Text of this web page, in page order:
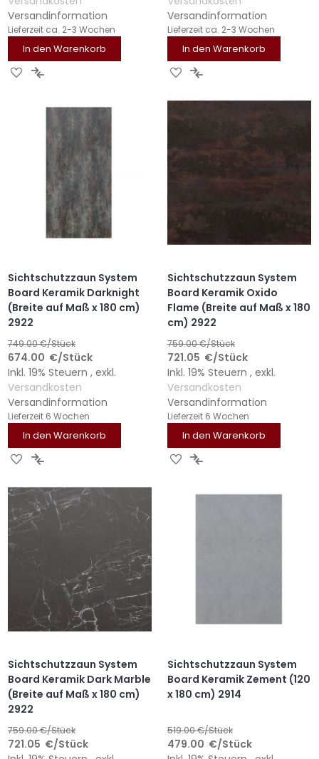
Versandinformation
Lieferzeit ca. 2-3 Wochen
In den Warenkorb
ZUR
HINZUFÜGEN
ZUR
HINZUFÜGEN
Versandinformation
Lieferzeit ca. 2-3 Wochen
In den Warenkorb
ZURZUR
Sichtschutzzaun System
Board Keramik Darknight
(Breite auf Maß x 180 cm)
2922
749.00€/Stück
674.00 €/Stück
Inkl. 19% Steuern , exkl.
Versandkosten
Versandinformation
Lieferzeit 6 Wochen
In den Warenkorb
ZUR
HINZUFÜGEN
ZUR
HINZUFÜGEN
Sichtschutzzaun System
Board Keramik Oxido
Flame (Breite auf Maß x 180
cm) 2922
759.00€/Stück
721.05 €/Stück
Inkl. 19% Steuern , exkl.
Versandkosten
Versandinformation
Lieferzeit 6 Wochen
In den Warenkorb
ZURZUR
Sichtschutzzaun System
Board Keramik Dark Marble
(Breite auf Maß x 180 cm)
2922
759.00€/Stück
721.05 €/Stück
Sichtschutzzaun System
Board Keramik Zement (120
x 180 cm) 2914
519.00€/Stück
479.00 €/Stück